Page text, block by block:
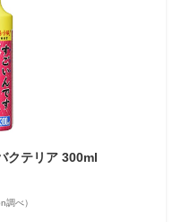
クテリア 300ml
べ）